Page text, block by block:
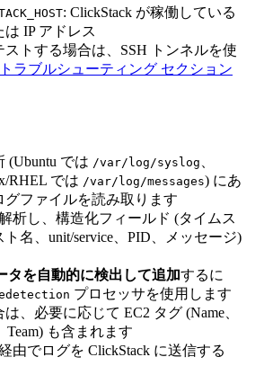
: ClickStack が稼働している
IP アドレス
ストする場合は、SSH トンネルを使
トラブルシューティング セクション
(Ubuntu では /var/log/syslog
RHEL では /var/log/messages) にあ
グファイルを読み取ります
析し、構造化フィールド (タイムス
ト名、unit/service、PID、メッセージ)
タを自動的に検出して追加するに
プロセッサを使用します
、必要に応じて EC2 タグ (Name、
Team) も含まれます
由でログを ClickStack に送信する